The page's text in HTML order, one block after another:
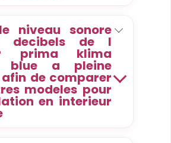
niveau sonore
decibels de l
prima klima
blue a pleine
de comparer
modeles pour
en interieur